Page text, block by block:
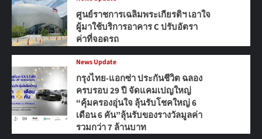
ศูนย์ราชการเฉลิมพระเกียรติฯ เอาใจ
ผู้มาใช้บริการอาคาร C ปรับอัตรา
ค่าที่จอดรถ
News Update
กรุงไทย-แอกซ่า ประกันชีวิต ฉลอง
ครบรอบ 29 ปี จัดแคมเปญใหญ่
“คุ้มครองอุ่นใจ ลุ้นรับโชคใหญ่ 6
เดือน 6 คัน”ลุ้นรับของรางวัลมูลค่า
รวมกว่า 7 ล้านบาท